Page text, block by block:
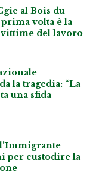
al Bois du
prima volta è la
del lavoro
la tragedia: “La
una sfida
per custodire la